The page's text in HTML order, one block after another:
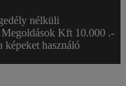
nélküli
Kft 10.000 .-
képeket használó